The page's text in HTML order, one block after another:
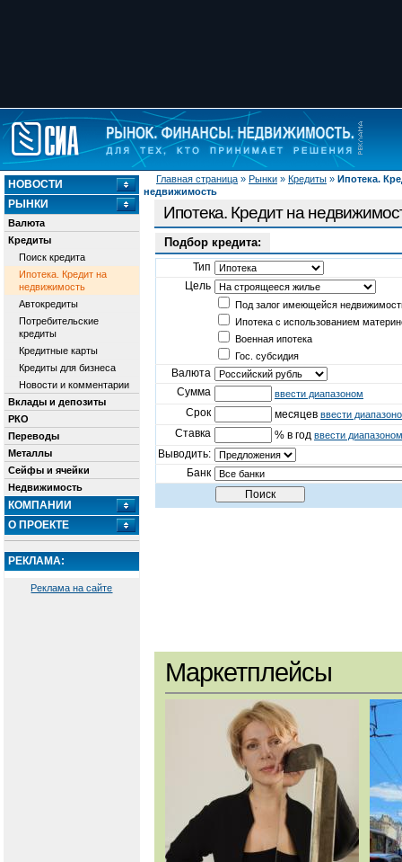
Главная страница » Рынки » Кредиты » Ипотека.
недвижимость
НОВОСТИ
РЫНКИ
Валюта
Кредиты
Поиск кредита
Ипотека. Кредит на
недвижимость
Автокредиты
Потребительские
кредиты
Кредитные карты
Кредиты для бизнеса
Новости и комментарии
Вклады и депозиты
РКО
Переводы
Металлы
Сейфы и ячейки
Недвижимость
КОМПАНИИ
О ПРОЕКТЕ
РЕКЛАМА:
Реклама на сайте
Ипотека. Кредит на
Подбор кредита:
Тип
Цель
Под залог имеющейся
Ипотека с использованием
Военная ипотека
Гос. субсидия
Валюта
Сумма
ввести диапазоном
Срок месяцев ввести
Ставка % в год ввести диапазоном
Выводить:
Банк
Маркетплейсы